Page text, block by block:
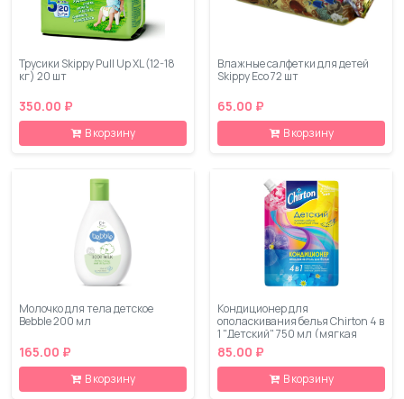
Трусики Skippy Pull Up XL (12-18
кг) 20 шт
350.00 ₽
В корзину
Влажные салфетки для детей
Skippy Eco 72 шт
65.00 ₽
В корзину
Молочко для тела детское
Bebble 200 мл
165.00 ₽
В корзину
Кондиционер для
ополаскивания белья Chirton 4 в
1 "Детский" 750 мл (мягкая
упаковка)
85.00 ₽
В корзину